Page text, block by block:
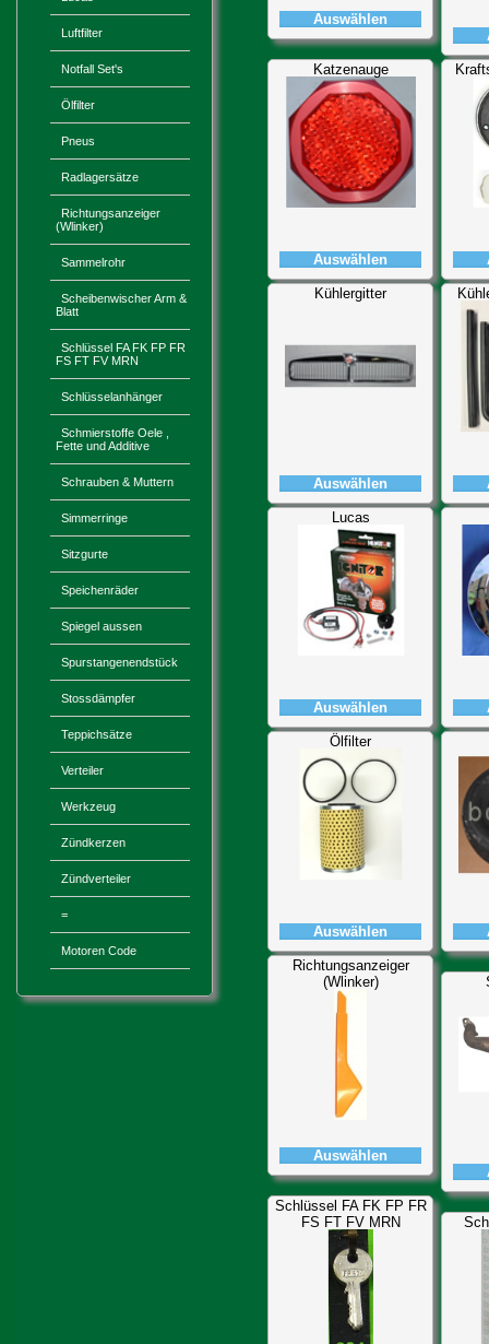
Auswählen
Katzenauge
Auswählen
Kühlergitter
Auswählen
Lucas
Auswählen
Ölfilter
Auswählen
Richtungsanzeiger
(Wlinker)
Auswählen
Schlüssel FA FK FP FR
FS FT FV MRN
Luftfilter
Notfall Set's
Ölfilter
Pneus
Radlagersätze
Richtungsanzeiger
(Wlinker)
Sammelrohr
Scheibenwischer Arm &
Blatt
Schlüssel FA FK FP FR
FS FT FV MRN
Schlüsselanhänger
Schmierstoffe Oele ,
Fette und Additive
Schrauben & Muttern
Simmerringe
Sitzgurte
Speichenräder
Spiegel aussen
Spurstangenendstück
Stossdämpfer
Teppichsätze
Verteiler
Werkzeug
Zündkerzen
Zündverteiler
=
Motoren Code